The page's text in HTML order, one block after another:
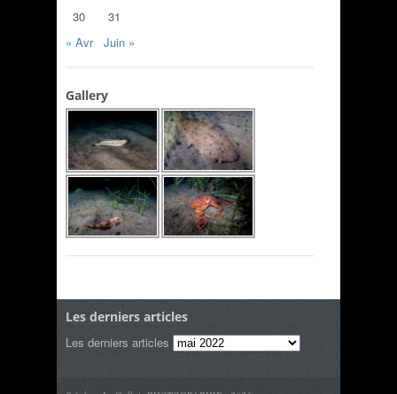
30
31
« Avr
Juin »
Gallery
Les derniers articles
Les derniers articles